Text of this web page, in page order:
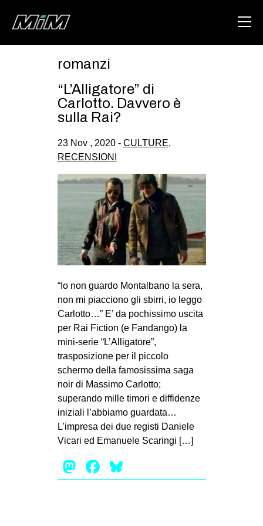
ABOUT
DEGENERAZIONE
CSOA LAMBRETTA
MSM
STUDENTI TSUNAMI
ZAM
MOBILITAZIONI
SPAZI
SPORT POPOLARE
MOVIMENTI
AMBIENTE
ANTIFASCISMO
DIRITTO ALL’ABITARE
GENERI
PRECARIATO
romanzi
“L’Alligatore” di
Carlotto. Davvero è
sulla Rai?
23 Nov , 2020 - CULTURE,
RECENSIONI
“Io non guardo Montalbano la sera,
non mi piacciono gli sbirri, io leggo
Carlotto…” E’ da pochissimo uscita
per Rai Fiction (e Fandango) la
mini-serie “L’Alligatore”,
trasposizione per il piccolo
schermo della famosissima saga
noir di Massimo Carlotto;
superando mille timori e diffidenze
iniziali l’abbiamo guardata…
L’impresa dei due registi Daniele
Vicari ed Emanuele Scaringi […]
Mastodon
Facebook